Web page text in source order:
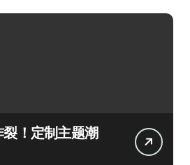
！定制主题潮